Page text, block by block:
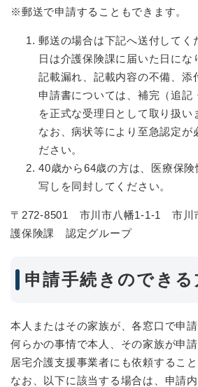
※郵送で申請することもできます。
郵送の場合は下記へ送付してく
日は介護保険課に届いた日にな
記載漏れ、記載内容の不備、添
申請書については、補完（追記
を正式な受理日として取り扱い
なお、病状等により至急認定が
ださい。
40歳から64歳の方は、医療保
写しを同封してください。
〒272-8501 市川市八幡1-1-1 市
護保険課 認定グループ
申請手続きのできる
本人またはその家族が、各窓口で申請
何らかの事情で本人、その家族が申
居宅介護支援事業者にも依頼すること
なお、以下に該当する場合は、申請